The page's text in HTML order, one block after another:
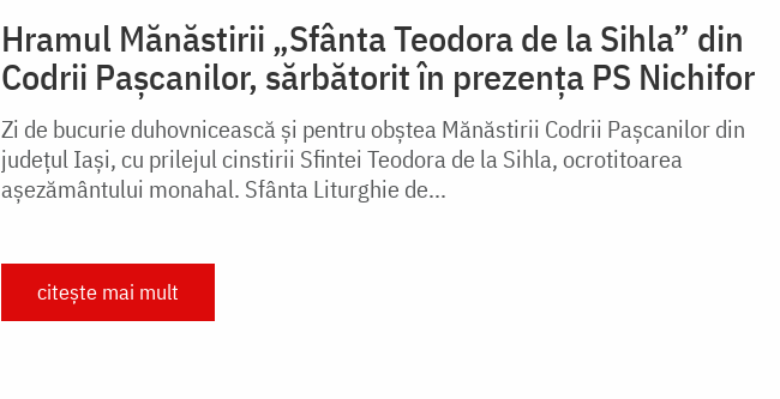
Hramul Mănăstirii „Sfânta Teodora de la Sihla” din
Codrii Pașcanilor, sărbătorit în prezența PS Nichifor
Zi de bucurie duhovnicească și pentru obștea Mănăstirii Codrii Pașcanilor din
județul Iași, cu prilejul cinstirii Sfintei Teodora de la Sihla, ocrotitoarea
așezământului monahal. Sfânta Liturghie de...
citește mai mult